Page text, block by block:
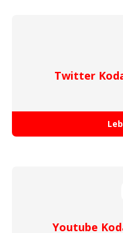
Twitter
Youtube